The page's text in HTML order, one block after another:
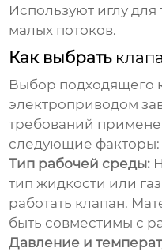
Используют иглу
малых потоков.
Как выбрать
Выбор подходящего
электроприводом
требований
следующие факторы:
Тип рабочей среды:
тип жидкости или
работать клапан.
быть совместимы с
Давление и